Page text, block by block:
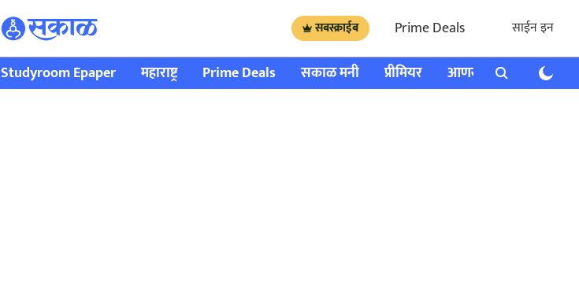
सबस्क्राईब Prime Deals साईन इन
Studyroom Epaper महाराष्ट्र Prime Deals सकाळ मनी प्रीमियर आणखी राशी भविष्य